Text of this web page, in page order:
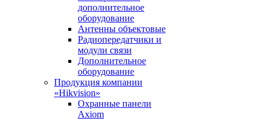
дополнительное
оборудование
Антенны объектовые
Радиопередатчики и
модули связи
Дополнительное
оборудование
Продукция компании
«Hikvision»
Охранные панели
Axiom